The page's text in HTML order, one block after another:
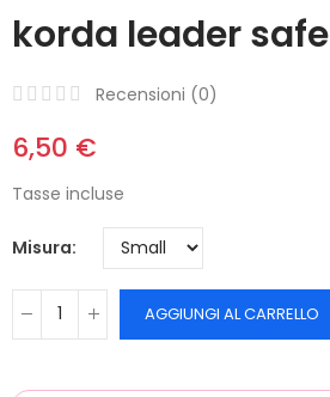
korda leader safe
Recensioni (0)
6,50 €
Tasse incluse
Misura
AGGIUNGI AL CARRELLO